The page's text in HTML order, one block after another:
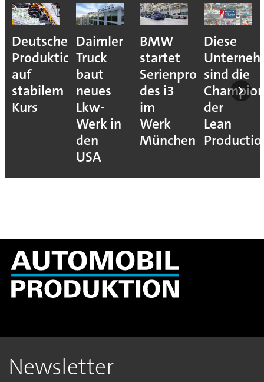
Deutsche
Produktion
auf
stabilem
Kurs
Daimler
Truck
baut
neues
Lkw-
Werk in
den
USA
BMW
startet
Serienproduktion
des i3
im
Werk
München
Diese
sind die
der
Lean
Newsletter